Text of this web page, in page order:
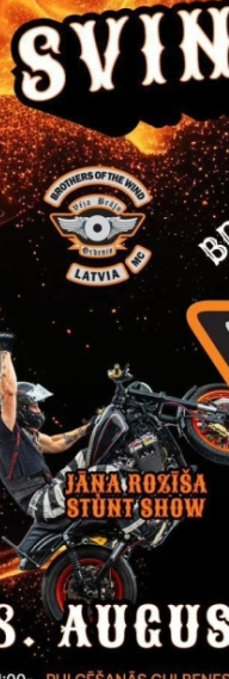
Izsolē var
iesniegumu par
Pieteikumu par
pašvaldības
Ābeļu ielā 2,
pašpatēriņa
Ar izsoles
Gulbenes
Gulbenes
Gulbenes
(https://
Lejupielādēt:
Rūpnieciskās